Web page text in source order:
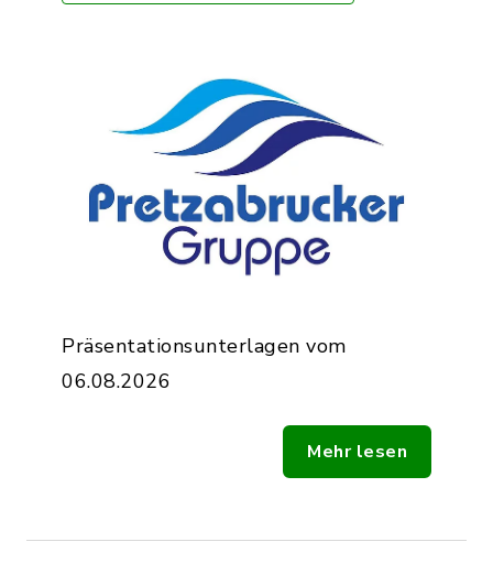
Präsentationsunterlagen vom
06.08.2026
Mehr lesen